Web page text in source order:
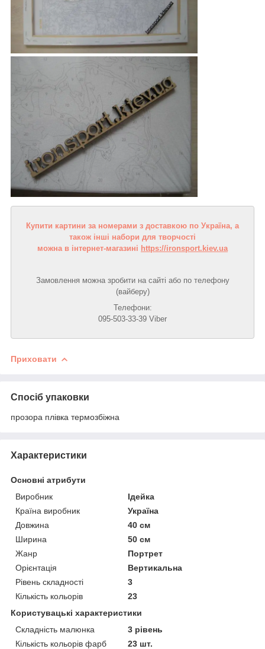
Купити картини за номерами з доставкою по Україна, а
також інші набори для творчості
можна в інтернет-магазині https://ironsport.kiev.ua
Замовлення можна зробити на сайті або по телефону
(вайберу)
Телефони:
095-503-33-39 Viber
Приховати
Спосіб упаковки
прозора плівка термозбіжна
Характеристики
Основні атрибути
Виробник
Ідейка
Країна виробник
Україна
Довжина
40 см
Ширина
50 см
Жанр
Портрет
Орієнтація
Вертикальна
Рівень складності
3
Кількість кольорів
23
Користувацькі характеристики
Складність малюнка
3 рівень
Кількість кольорів фарб
23 шт.